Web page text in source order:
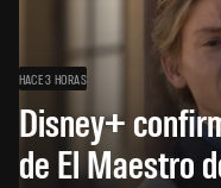
HACE 3 HORAS
Disney+
de El Maestro